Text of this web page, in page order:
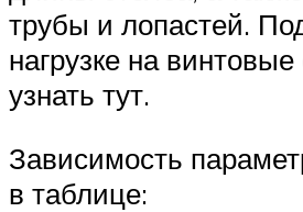
трубы и лопастей.
нагрузке на
узнать тут.
Зависимость
в таблице: